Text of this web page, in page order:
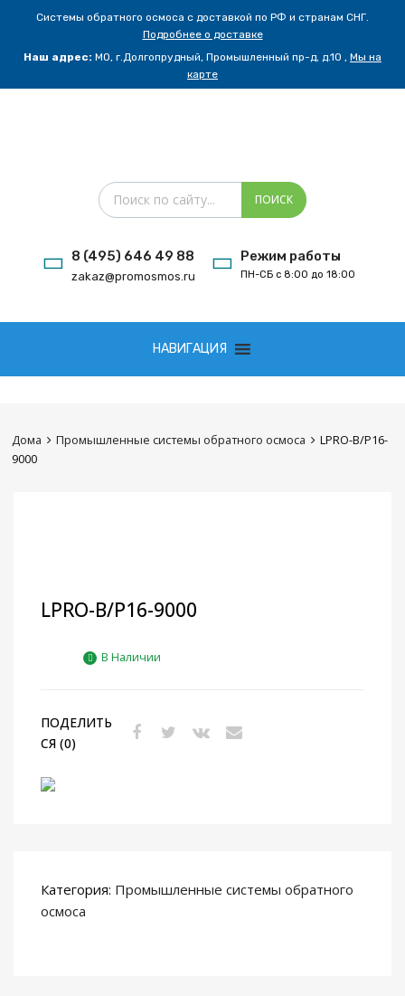
Системы обратного осмоса с доставкой по РФ и странам СНГ.
Подробнее о доставке
Наш адрес: МО, г.Долгопрудный, Промышленный пр-д, д.10 , Мы на
карте
Поиск товаров
ПОИСК
8 (495) 646 49 88
zakaz@promosmos.ru
Режим работы
ПН-СБ с 8:00 до 18:00
НАВИГАЦИЯ
Дома Промышленные системы обратного осмоса
LPRO-B/P16-
9000
LPRO-B/P16-9000
В Наличии
ПОДЕЛИТЬ
СЯ (0)
Категория: Промышленные системы обратного
осмоса